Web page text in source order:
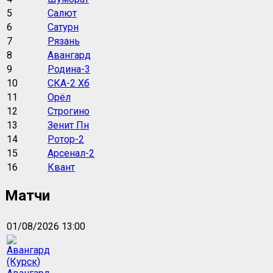
5
Салют
6
Сатурн
7
Рязань
8
Авангард
9
Родина-3
10
СКА-2 Хб
11
Орёл
12
Строгино
13
Зенит Пн
14
Ротор-2
15
Арсенал-2
16
Квант
Матчи
01/08/2026 13:00